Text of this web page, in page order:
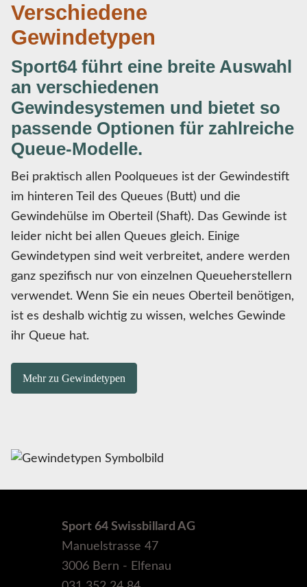
Verschiedene
Gewindetypen
Sport64 führt eine breite Auswahl
an verschiedenen
Gewindesystemen und bietet so
passende Optionen für zahlreiche
Queue-Modelle.
Bei praktisch allen Poolqueues ist der Gewindestift
im hinteren Teil des Queues (Butt) und die
Gewindehülse im Oberteil (Shaft). Das Gewinde ist
leider nicht bei allen Queues gleich. Einige
Gewindetypen sind weit verbreitet, andere werden
ganz spezifisch nur von einzelnen Queueherstellern
verwendet. Wenn Sie ein neues Oberteil benötigen,
ist es deshalb wichtig zu wissen, welches Gewinde
ihr Queue hat.
Mehr zu Gewindetypen
Sport 64 Swissbillard AG
Manuelstrasse 47
3006 Bern - Elfenau